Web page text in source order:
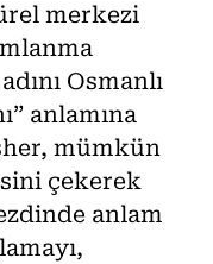
merkezi
Osmanlı
anlamına
mümkün
çekerek
anlam